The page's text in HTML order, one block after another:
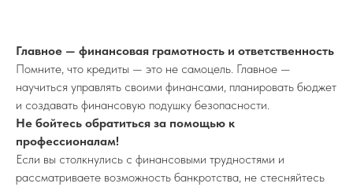
Главное — финансовая грамотность и ответственность
Помните, что кредиты — это не самоцель. Главное —
научиться управлять своими финансами, планировать бюджет
и создавать финансовую подушку безопасности.
Не бойтесь обратиться за помощью к
профессионалам!
Если вы столкнулись с финансовыми трудностями и
рассматриваете возможность банкротства, не стесняйтесь